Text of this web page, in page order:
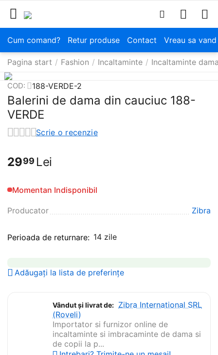
Cum comand? Retur produse Contact Vreau sa
Pagina start / Fashion / Incaltaminte / Incaltaminte
COD: 188-VERDE-2
Balerini de dama din cauciuc 188-
VERDE
Scrie o recenzie
2999 Lei
Momentan Indisponibil
Producator Zibra
Perioada de returnare: 14 zile
Adăugați la lista de preferințe
Vândut și livrat de: Zibra International SRL
(Roveli)
Importator si furnizor online de
incaltaminte si imbracaminte de dama si
de copii la p...